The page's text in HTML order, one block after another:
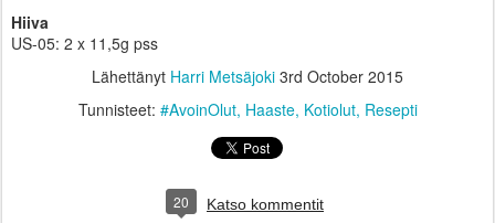
Hiiva
US-05: 2 x 11,5g pss
Lähettänyt Harri Metsäjoki 3rd October 2015
Tunnisteet: #AvoinOlut Haaste Kotiolut Resepti
20 Katso kommentit